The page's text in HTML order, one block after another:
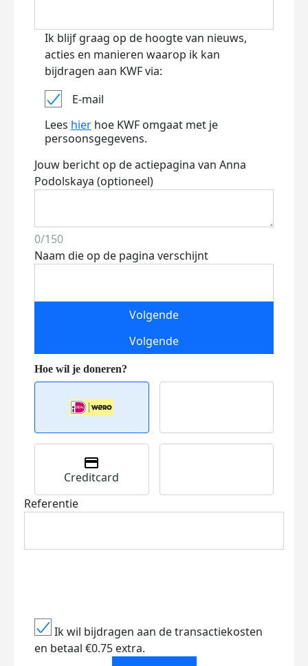
Ik blijf graag op de hoogte van nieuws,
acties en manieren waarop ik kan
bijdragen aan KWF via:
E-mail
Lees hier hoe KWF omgaat met je
persoonsgegevens.
Jouw bericht op de actiepagina van Anna
Podolskaya (optioneel)
0/150
Naam die op de pagina verschijnt
Volgende
Volgende
Creditcard
Referentie
Ik wil bijdragen aan de transactiekosten
en betaal €0.75 extra.